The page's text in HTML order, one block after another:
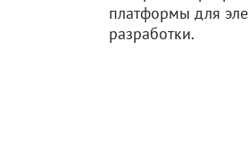
платформы для
разработки.